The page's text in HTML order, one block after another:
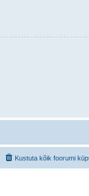
Kustuta kõik foorumi